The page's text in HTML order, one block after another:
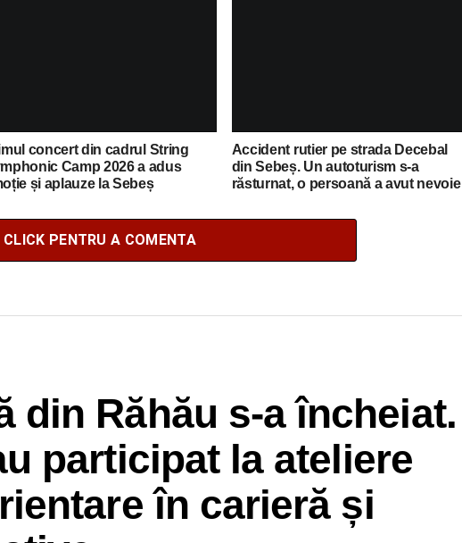
concert din cadrul String
Camp 2026 a adus
și aplauze la Sebeș
Accident rutier pe strada Decebal
din Sebeș. Un autoturism s-a
răsturnat, o persoană a avut nevoie
CLICK PENTRU A COMENTA
din Răhău s-a încheiat.
participat la ateliere
în carieră și